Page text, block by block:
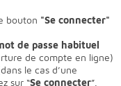
bouton "Se connecter"
de passe habituel
de compte en ligne)
le cas d’une
sur “Se connecter”.